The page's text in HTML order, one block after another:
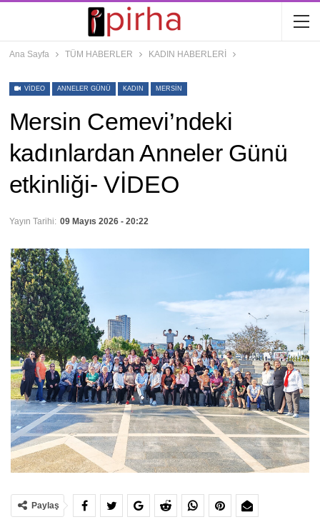
Ana Sayfa TÜM HABERLER KADIN HABERLERİ
VIDEO ANNELER GÜNÜ KADIN MERSIN
Mersin Cemevi’ndeki
kadınlardan Anneler Günü
etkinliği- VİDEO
Yayın Tarihi: 09 Mayıs 2026 - 20:22
Paylaş